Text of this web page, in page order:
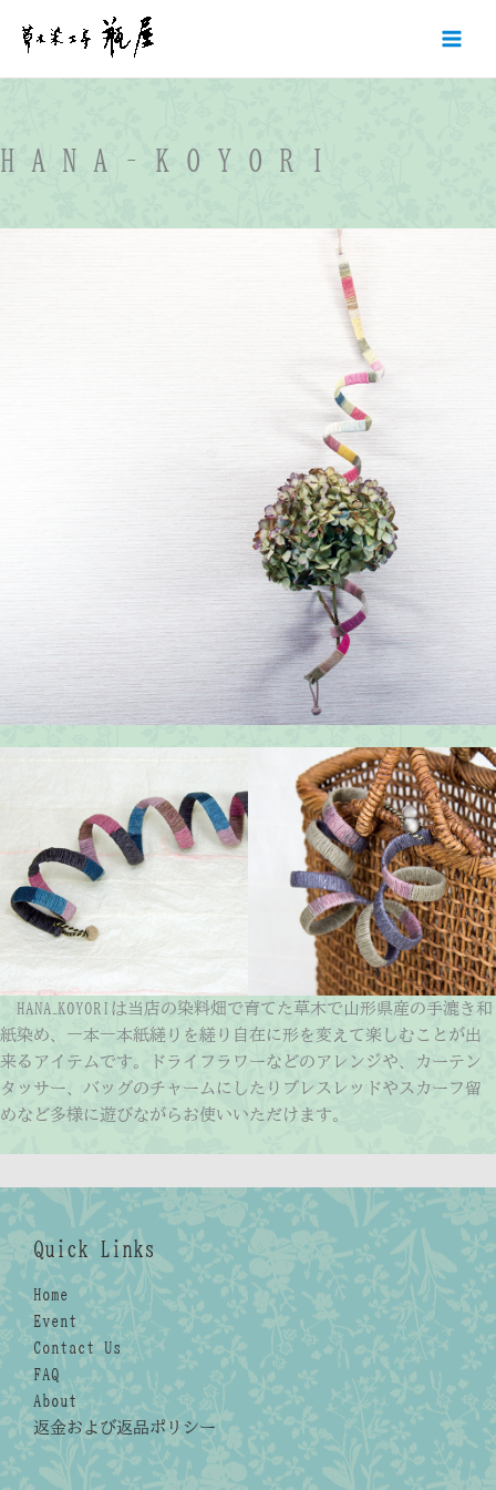
ッ
プ
H A N A – K O Y O R I
HANA₋KOYORIは当店の染料畑で育てた草木で山形県産の手漉き和
紙染め、一本一本紙縒りを縒り自在に形を変えて楽しむことが出
来るアイテムです。ドライフラワーなどのアレンジや、カーテン
タッサー、バッグのチャームにしたりブレスレッドやスカーフ留
めなど多様に遊びながらお使いいただけます。
Quick Links
Home
Event
Contact Us
FAQ
About
返金および返品ポリシー